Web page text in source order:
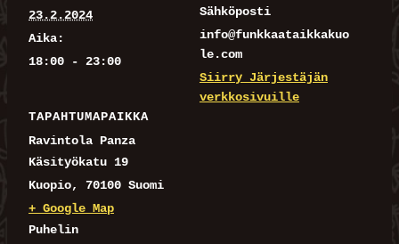
23.2.2024
Aika:
18:00 - 23:00
TAPAHTUMAPAIKKA
Ravintola Panza
Käsityökatu 19
Kuopio, 70100 Suomi
+ Google Map
Puhelin
Sähköposti
info@funkkaataikkakuo
le.com
Siirry Järjestäjän
verkkosivuille